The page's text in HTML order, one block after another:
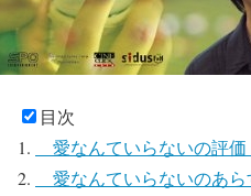
目次
愛なんていらないの評価
愛なんていらないのあら